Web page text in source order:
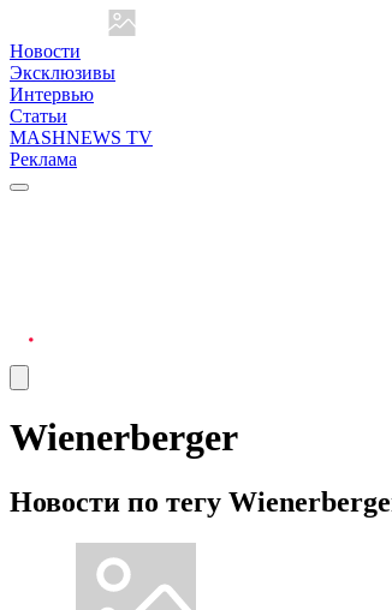
Новости
Эксклюзивы
Интервью
Статьи
MASHNEWS TV
Реклама
Wienerberger
Новости по тегу